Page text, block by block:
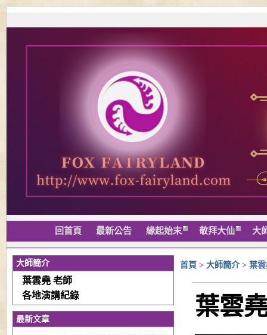
回首頁 最新公告 緣起始末 敬拜大仙 大
大師簡介
葉雲堯 老師
各地演講紀錄
最新文章
首頁 > 大師簡介 > 葉
葉雲